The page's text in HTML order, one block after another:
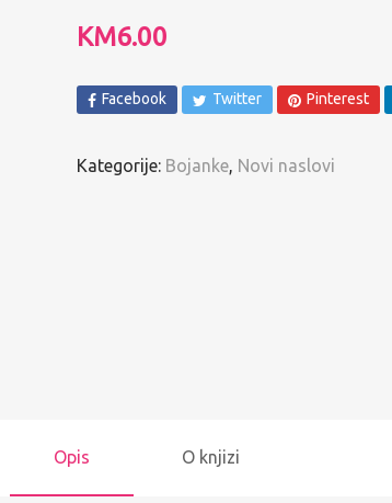
Spomenari i Vježbanke
KM6.00
Facebook Twitter Pinterest
Kategorije: Bojanke Novi naslovi
Opis O knjizi